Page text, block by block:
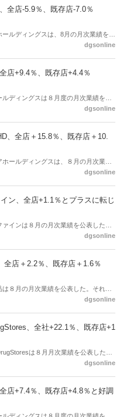
だった。既存店売上のうち、客数は＋
８月のドラッグストア出店は３店舗
全店-5.9％、既存店-7.0％
ールディングスは、8月の月次業績を公
上は－5.9％、既存店売上は－7.0％だ
dgsonline
店+9.4％、既存店+4.4％
ルディングスは８月度の月次業績を公
上は+9.4％、うち客数+5.7％、客単価
dgsonline
、全店＋15.8％、既存店＋10.
ホールディングスは、８月の月次業績
店売上は＋15.8％、既存店売上は＋
＋10.3％のうち、物販は＋11.0％、調
は＋4.3％、単価は＋6.0％だった。
dgsonline
ン、全店+1.1％とプラスに転じ
ァインは８月の月次業績を公表した。
％で、３月来続いていたマイナスから
ルス感染症拡大による都市型店舗やビ
している傾向を示した。
dgsonline
全店＋2.2％、既存店＋1.6％
は８月の月次業績を公表した。それに
存店売上は＋1.6％だった。dgsonline
、全社+22.1％、既存店+1
は８月月次業績を公表した。
は+10.5％だった。なお、9月には999
dgsonline
店+7.4％、既存店+4.8％と好調